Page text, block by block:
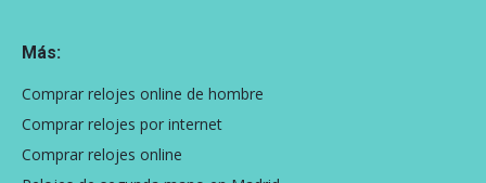
Más:
Comprar relojes online de hombre
Comprar relojes por internet
Comprar relojes online